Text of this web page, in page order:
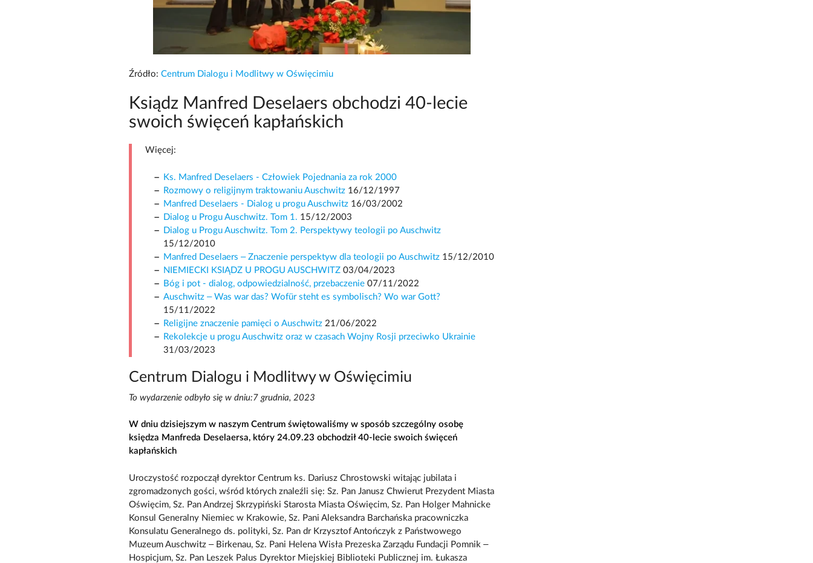
Źródło: Centrum Dialogu i Modlitwy w Oświęcimiu
Ksiądz Manfred Deselaers obchodzi 40-lecie
swoich święceń kapłańskich
Więcej:
Ks. Manfred Deselaers - Człowiek Pojednania za rok 2000
Rozmowy o religijnym traktowaniu Auschwitz 16/12/1997
Manfred Deselaers - Dialog u progu Auschwitz 16/03/2002
Dialog u Progu Auschwitz. Tom 1. 15/12/2003
Dialog u Progu Auschwitz. Tom 2. Perspektywy teologii po Auschwitz
15/12/2010
Manfred Deselaers – Znaczenie perspektyw dla teologii po Auschwitz 15/12/2010
NIEMIECKI KSIĄDZ U PROGU AUSCHWITZ 03/04/2023
Bóg i pot - dialog, odpowiedzialność, przebaczenie 07/11/2022
Auschwitz – Was war das? Wofür steht es symbolisch? Wo war Gott?
15/11/2022
Religijne znaczenie pamięci o Auschwitz 21/06/2022
Rekolekcje u progu Auschwitz oraz w czasach Wojny Rosji przeciwko Ukrainie
31/03/2023
Centrum Dialogu i Modlitwy w Oświęcimiu
To wydarzenie odbyło się w dniu:7 grudnia, 2023
W dniu dzisiejszym w naszym Centrum świętowaliśmy w sposób szczególny osobę
księdza Manfreda Deselaersa, który 24.09.23 obchodził 40-lecie swoich święceń
kapłańskich
Uroczystość rozpoczął dyrektor Centrum ks. Dariusz Chrostowski witając jubilata i
zgromadzonych gości, wśród których znaleźli się: Sz. Pan Janusz Chwierut Prezydent Miasta
Oświęcim, Sz. Pan Andrzej Skrzypiński Starosta Miasta Oświęcim, Sz. Pan Holger Mahnicke
Konsul Generalny Niemiec w Krakowie, Sz. Pani Aleksandra Barchańska pracowniczka
Konsulatu Generalnego ds. polityki, Sz. Pan dr Krzysztof Antończyk z Państwowego
Muzeum Auschwitz – Birkenau, Sz. Pani Helena Wisła Prezeska Zarządu Fundacji Pomnik –
Hospicjum, Sz. Pan Leszek Palus Dyrektor Miejskiej Biblioteki Publicznej im. Łukasza